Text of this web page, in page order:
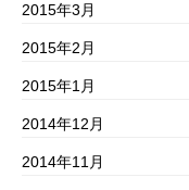
2015年3月
2015年2月
2015年1月
2014年12月
2014年11月